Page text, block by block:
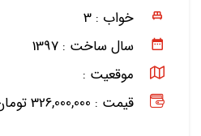
خواب : 3
سال ساخت : 1397
موقعیت :
قیمت : 326,000,000 تومان /